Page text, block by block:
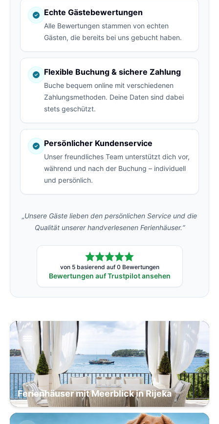
Echte Gästebewertungen
Alle Bewertungen stammen von echten
Gästen, die bereits bei uns gebucht haben.
Flexible Buchung & sichere Zahlung
Buche bequem online mit verschiedenen
Zahlungsmethoden. Deine Daten sind dabei
stets geschützt.
Persönlicher Kundenservice
Unser freundliches Team unterstützt dich vor,
während und nach der Buchung – individuell
und persönlich.
„Unsere Gäste lieben den persönlichen Service und die
Qualität unserer handverlesenen Ferienhäuser.“
von 5 basierend auf 0 Bewertungen
Bewertungen auf Trustpilot ansehen
Ferienhäuser mit Meerblick in Rijeka